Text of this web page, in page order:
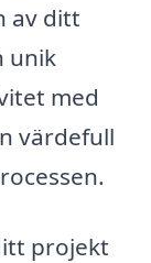
av ditt
unik
med
värdefull
projekt